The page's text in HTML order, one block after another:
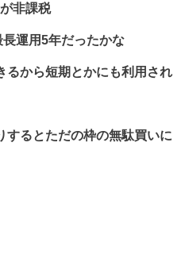
非課税
運用5年だったかな
るから短期とかにも利用され
するとただの枠の無駄買いに